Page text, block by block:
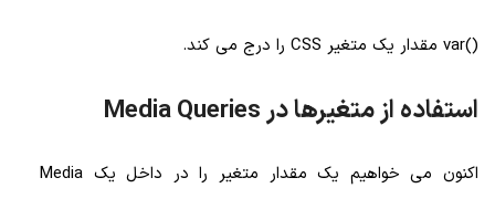
()var مقدار یک متغیر CSS را درج می کند.
استفاده از متغیرها در Media Queries
اکنون می خواهیم یک مقدار متغیر را در داخل یک Media